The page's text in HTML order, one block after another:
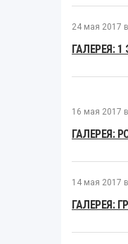
24 мая 2017
ГАЛЕРЕЯ:
16 мая 2017
ГАЛЕРЕЯ:
14 мая 2017
ГАЛЕРЕЯ: